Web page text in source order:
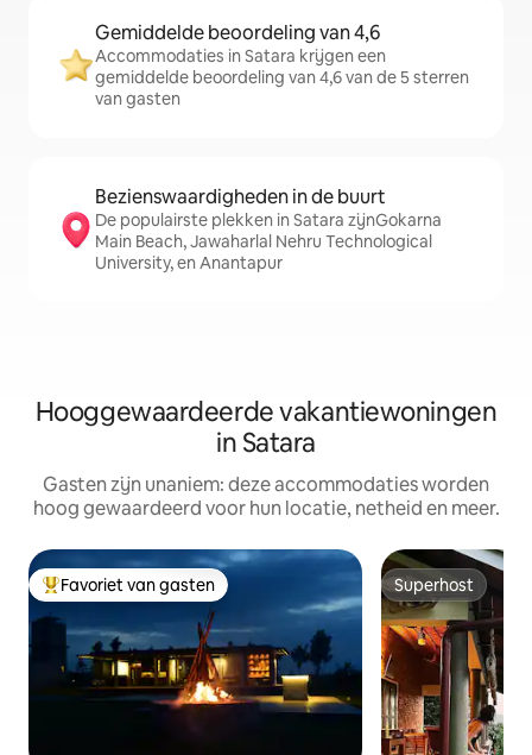
Gemiddelde beoordeling van 4,6
Accommodaties in Satara krijgen een
gemiddelde beoordeling van 4,6 van de 5 sterren
van gasten
Bezienswaardigheden in de buurt
De populairste plekken in Satara zijnGokarna
Main Beach, Jawaharlal Nehru Technological
University, en Anantapur
Hooggewaardeerde vakantiewoningen
in Satara
Gasten zijn unaniem: deze accommodaties worden
hoog gewaardeerd voor hun locatie, netheid en meer.
Topfavoriet van gasten
Favoriet van gasten Superhost
Superhost